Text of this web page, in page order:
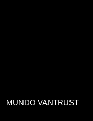
MUNDO VANTRUST